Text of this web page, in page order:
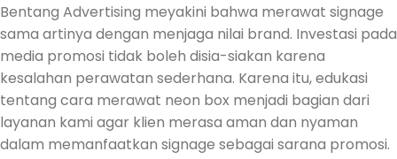
Bentang Advertising meyakini bahwa merawat signage
sama artinya dengan menjaga nilai brand. Investasi pada
media promosi tidak boleh disia-siakan karena
kesalahan perawatan sederhana. Karena itu, edukasi
tentang cara merawat neon box menjadi bagian dari
layanan kami agar klien merasa aman dan nyaman
dalam memanfaatkan signage sebagai sarana promosi.